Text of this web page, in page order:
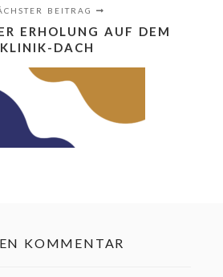
BEITRAG
ERHOLUNG AUF DEM
KLINIK-DACH
KOMMENTAR